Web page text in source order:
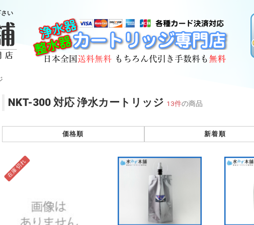
い
NKT-300 対応 浄水カートリッジ 13件の商品
価格順 新着順
在庫切れ